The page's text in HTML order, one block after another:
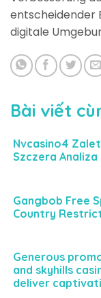
entscheidender
digitale
Bài viết
Nvcasino4
Szczera Analiza
Gangbob Free
Country
Generous
and skyhills
deliver